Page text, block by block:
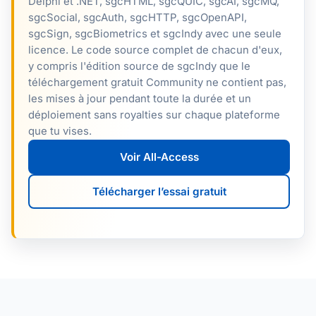
sgcSocial, sgcAuth, sgcHTTP, sgcOpenAPI,
sgcSign, sgcBiometrics et sgcIndy avec une seule
licence. Le code source complet de chacun d'eux,
y compris l'édition source de sgcIndy que le
téléchargement gratuit Community ne contient pas,
les mises à jour pendant toute la durée et un
déploiement sans royalties sur chaque plateforme
que tu vises.
Voir All-Access
Télécharger l’essai gratuit